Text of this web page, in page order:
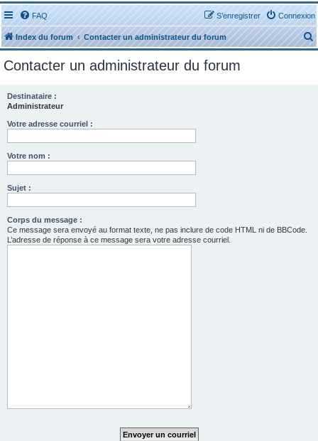
FAQ Connexion
S’enregistrer
Index du forum Contacter un administrateur du forum
e
Contacter un administrateur du forum
Destinataire :
Administrateur
Votre adresse courriel :
Votre nom :
Sujet :
Corps du message :
Ce message sera envoyé au format texte, ne pas inclure de code HTML ni de BBCode.
L’adresse de réponse à ce message sera votre adresse courriel.